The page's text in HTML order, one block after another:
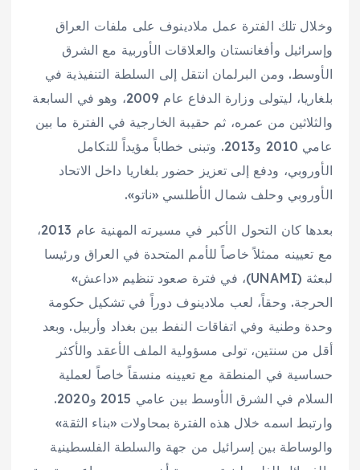
وخلال تلك الفترة عمل ملادينوف على ملفات العراق
وإسرائيل وأفغانستان والعلاقات الأوربية مع الشرق
الأوسط. ومن البرلمان انتقل إلى السلطة التنفيذية في
بلغاريا، ليتولى وزارة الدفاع عام 2009، وهو في السابعة
والثلاثين من عمره، ثم حقيبة الخارجية في الفترة ما بين
عامي 2010 و2013. وتبنى خطاباً مؤيداً للتكامل
الأوروبي، ودفع إلى تعزيز حضور بلغاريا داخل الاتحاد
الأوروبي وحلف شمال الأطلسي «ناتو».
بعدها كان التحول الأكبر في مسيرته المهنية عام 2013،
مع تعيينه ممثلاً خاصاً للأمم المتحدة في العراق ورئيسا
لبعثة (UNAMI)، في فترة صعود تنظيم «داعش»
الحرجة. وحقاً، لعب ملادينوف دوراً في تشكيل حكومة
وحدة وطنية وفي اتفاقات النفط بين بغداد وأربيل. وبعد
أقل من سنتين، تولى مسؤولية الملف الأعقد والأكثر
حساسية في المنطقة مع تعيينه منسقاً خاصاً لعملية
السلام في الشرق الأوسط بين عامي 2015 و2020.
وارتبط اسمه خلال هذه الفترة بمحاولات «بناء الثقة»
والوساطة بين إسرائيل من جهة والسلطة الفلسطينية